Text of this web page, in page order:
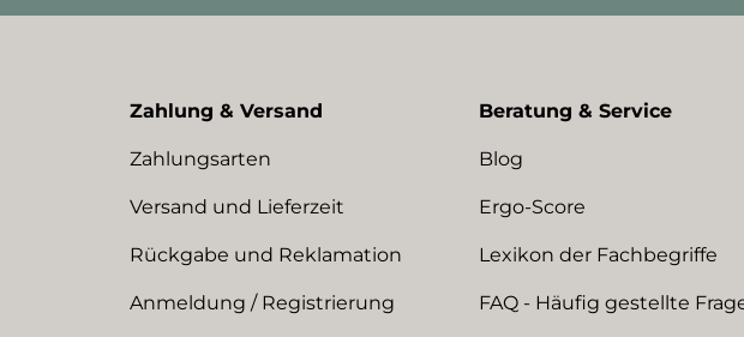
Zahlung & Versand
Zahlungsarten
Versand und Lieferzeit
Rückgabe und Reklamation
Anmeldung / Registrierung
Beratung & Service
Blog
Ergo-Score
Lexikon der Fachbegriffe
FAQ - Häufig gestellte